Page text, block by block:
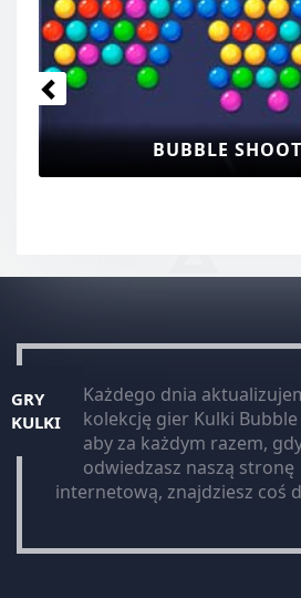
BUBBLE
GRY
KULKI
Każdego dnia
kolekcję gier Kulki Bubble
aby za każdym razem,
odwiedzasz naszą stronę
internetową, znajdziesz coś